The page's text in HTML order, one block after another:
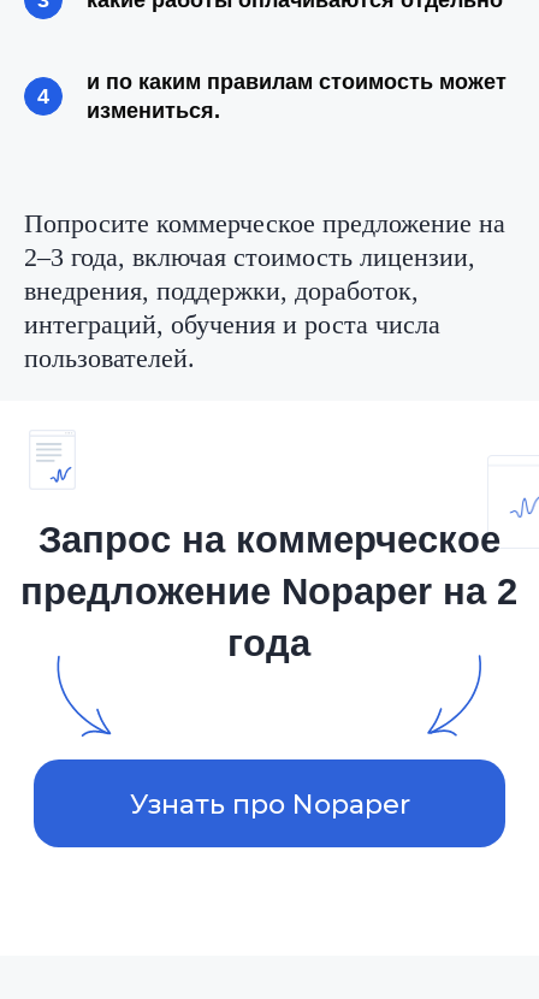
и по каким правилам стоимость может
измениться.
Попросите коммерческое предложение на
2–3 года, включая стоимость лицензии,
внедрения, поддержки, доработок,
интеграций, обучения и роста числа
пользователей.